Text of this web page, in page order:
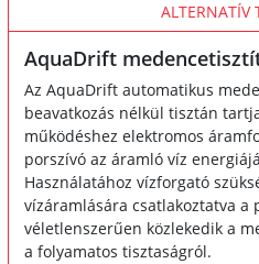
ALTERNATÍV
AquaDrift
Az AquaDrift automatikus
beavatkozás nélkül tisztán
működéshez elektromos
porszívó az áramló víz
Használatához vízforgató
vízáramlására csatlakoztatva a
véletlenszerűen közlekedik a
a folyamatos tisztaságról.